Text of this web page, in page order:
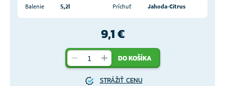
Balenie 5,2l Príchuť Jahoda-Citrus
9,1 €
DO KOŠÍKA
STRÁŽIŤ CENU